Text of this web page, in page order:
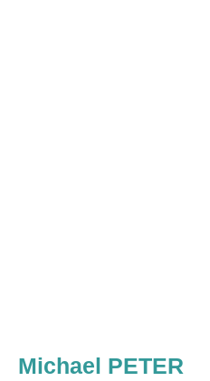
Michael PETER